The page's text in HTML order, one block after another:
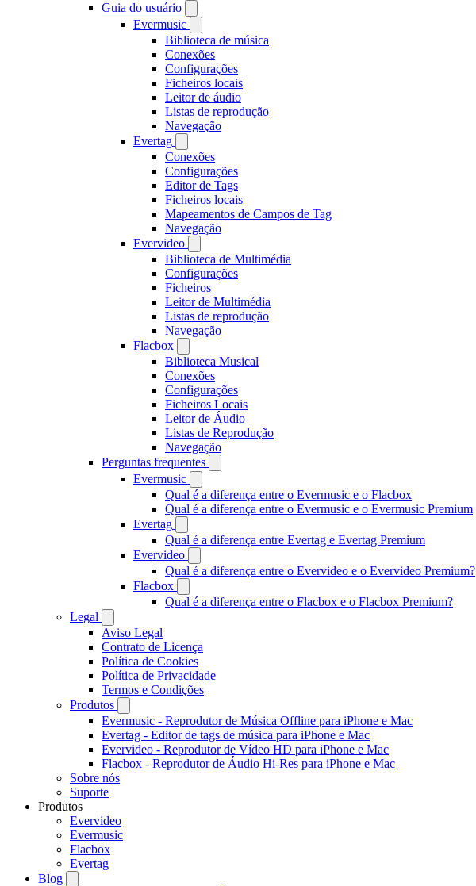
Guia do usuário
Evermusic
Biblioteca de música
Conexões
Configurações
Ficheiros locais
Leitor de áudio
Listas de reprodução
Navegação
Evertag
Conexões
Configurações
Editor de Tags
Ficheiros locais
Mapeamentos de Campos de Tag
Navegação
Evervideo
Biblioteca de Multimédia
Configurações
Ficheiros
Leitor de Multimédia
Listas de reprodução
Navegação
Flacbox
Biblioteca Musical
Conexões
Configurações
Ficheiros Locais
Leitor de Áudio
Listas de Reprodução
Navegação
Perguntas frequentes
Evermusic
Qual é a diferença entre o Evermusic e o Flacbox
Qual é a diferença entre o Evermusic e o Evermusic Premium
Evertag
Qual é a diferença entre Evertag e Evertag Premium
Evervideo
Qual é a diferença entre o Evervideo e o Evervideo Premium?
Flacbox
Qual é a diferença entre o Flacbox e o Flacbox Premium?
Legal
Aviso Legal
Contrato de Licença
Política de Cookies
Política de Privacidade
Termos e Condições
Produtos
Evermusic - Reprodutor de Música Offline para iPhone e Mac
Evertag - Editor de tags de música para iPhone e Mac
Evervideo - Reprodutor de Vídeo HD para iPhone e Mac
Flacbox - Reprodutor de Áudio Hi-Res para iPhone e Mac
Sobre nós
Suporte
Produtos
Evervideo
Evermusic
Flacbox
Evertag
Blog